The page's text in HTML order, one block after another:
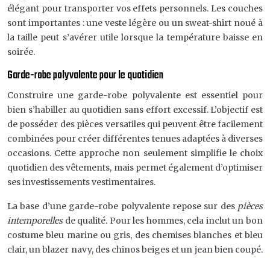
élégant pour transporter vos effets personnels. Les couches
sont importantes : une veste légère ou un sweat-shirt noué à
la taille peut s’avérer utile lorsque la température baisse en
soirée.
Garde-robe polyvalente pour le quotidien
Construire une garde-robe polyvalente est essentiel pour
bien s’habiller au quotidien sans effort excessif. L’objectif est
de posséder des pièces versatiles qui peuvent être facilement
combinées pour créer différentes tenues adaptées à diverses
occasions. Cette approche non seulement simplifie le choix
quotidien des vêtements, mais permet également d’optimiser
ses investissements vestimentaires.
La base d’une garde-robe polyvalente repose sur des pièces
intemporelles de qualité. Pour les hommes, cela inclut un bon
costume bleu marine ou gris, des chemises blanches et bleu
clair, un blazer navy, des chinos beiges et un jean bien coupé.